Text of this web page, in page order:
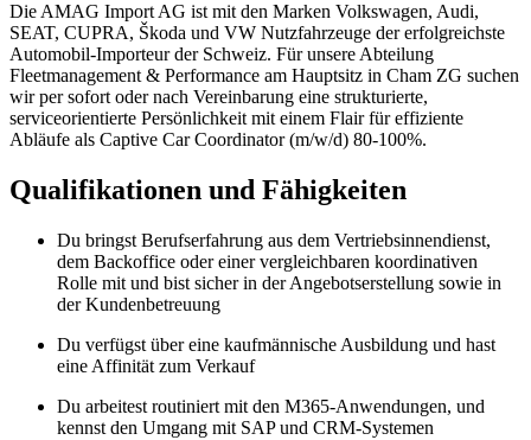
Die AMAG Import AG ist mit den Marken Volkswagen, Audi,
SEAT, CUPRA, Škoda und VW Nutzfahrzeuge der erfolgreichste
Automobil-Importeur der Schweiz. Für unsere Abteilung
Fleetmanagement & Performance am Hauptsitz in Cham ZG suchen
wir per sofort oder nach Vereinbarung eine strukturierte,
serviceorientierte Persönlichkeit mit einem Flair für effiziente
Abläufe als Captive Car Coordinator (m/w/d) 80-100%.
Qualifikationen und Fähigkeiten
Du bringst Berufserfahrung aus dem Vertriebsinnendienst,
dem Backoffice oder einer vergleichbaren koordinativen
Rolle mit und bist sicher in der Angebotserstellung sowie in
der Kundenbetreuung
Du verfügst über eine kaufmännische Ausbildung und hast
eine Affinität zum Verkauf
Du arbeitest routiniert mit den M365-Anwendungen, und
kennst den Umgang mit SAP und CRM-Systemen